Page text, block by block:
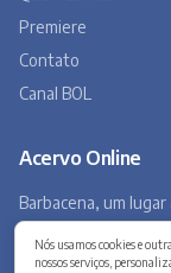
Nós usamos cookies e
nossos serviços,
Copyright 2026 ©